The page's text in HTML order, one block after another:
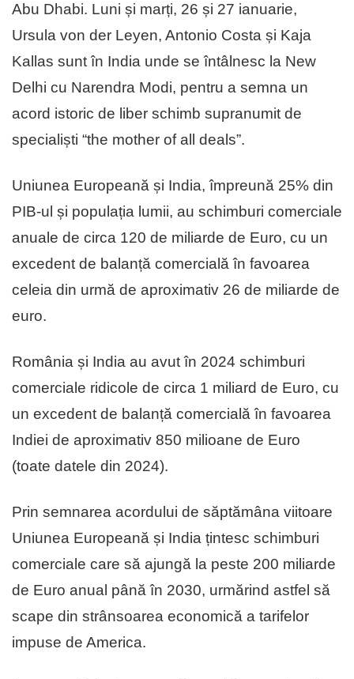
Abu Dhabi. Luni și marți, 26 și 27 ianuarie,
Ursula von der Leyen, Antonio Costa și Kaja
Kallas sunt în India unde se întâlnesc la New
Delhi cu Narendra Modi, pentru a semna un
acord istoric de liber schimb supranumit de
specialiști “the mother of all deals”.
Uniunea Europeană și India, împreună 25% din
PIB-ul și populația lumii, au schimburi comerciale
anuale de circa 120 de miliarde de Euro, cu un
excedent de balanță comercială în favoarea
celeia din urmă de aproximativ 26 de miliarde de
euro.
România și India au avut în 2024 schimburi
comerciale ridicole de circa 1 miliard de Euro, cu
un excedent de balanță comercială în favoarea
Indiei de aproximativ 850 milioane de Euro
(toate datele din 2024).
Prin semnarea acordului de săptămâna viitoare
Uniunea Europeană și India țintesc schimburi
comerciale care să ajungă la peste 200 miliarde
de Euro anual până în 2030, urmărind astfel să
scape din strânsoarea economică a tarifelor
impuse de America.